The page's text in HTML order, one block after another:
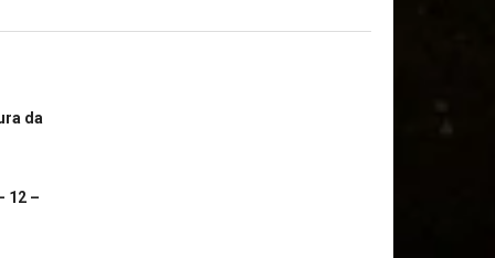
da
12 –